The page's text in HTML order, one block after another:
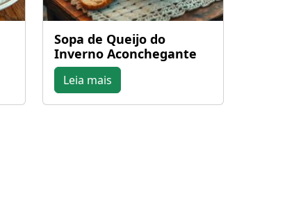
Sopa de Queijo do
Inverno Aconchegante
Leia mais